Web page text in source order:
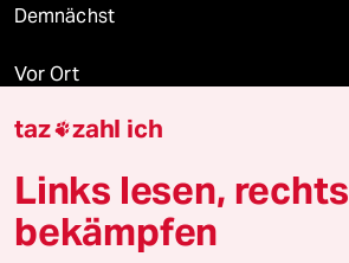
Demnächst
Vor Ort
Live im Stream
Vergangene
taz lab 2027
taz zahl ich
Links lesen, rechts
bekämpfen